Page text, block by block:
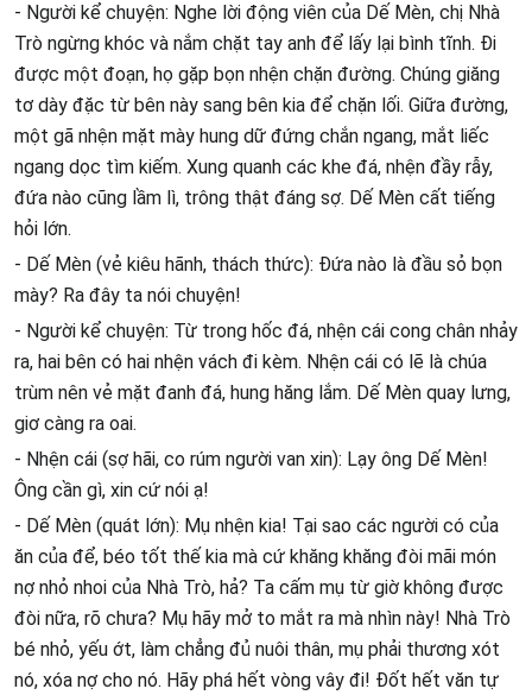
- Người kể chuyện: Nghe lời động viên của Dế Mèn, chị Nhà
Trò ngừng khóc và nắm chặt tay anh để lấy lại bình tĩnh. Đi
được một đoạn, họ gặp bọn nhện chặn đường. Chúng giăng
tơ dày đặc từ bên này sang bên kia để chặn lối. Giữa đường,
một gã nhện mặt mày hung dữ đứng chắn ngang, mắt liếc
ngang dọc tìm kiếm. Xung quanh các khe đá, nhện đầy rẫy,
đứa nào cũng lầm lì, trông thật đáng sợ. Dế Mèn cất tiếng
hỏi lớn.
- Dế Mèn (vẻ kiêu hãnh, thách thức): Đứa nào là đầu sỏ bọn
mày? Ra đây ta nói chuyện!
- Người kể chuyện: Từ trong hốc đá, nhện cái cong chân nhảy
ra, hai bên có hai nhện vách đi kèm. Nhện cái có lẽ là chúa
trùm nên vẻ mặt đanh đá, hung hăng lắm. Dế Mèn quay lưng,
giơ càng ra oai.
- Nhện cái (sợ hãi, co rúm người van xin): Lạy ông Dế Mèn!
Ông cần gì, xin cứ nói ạ!
- Dế Mèn (quát lớn): Mụ nhện kia! Tại sao các người có của
ăn của để, béo tốt thế kia mà cứ khăng khăng đòi mãi món
nợ nhỏ nhoi của Nhà Trò, hả? Ta cấm mụ từ giờ không được
đòi nữa, rõ chưa? Mụ hãy mở to mắt ra mà nhìn này! Nhà Trò
bé nhỏ, yếu ớt, làm chẳng đủ nuôi thân, mụ phải thương xót
nó, xóa nợ cho nó. Hãy phá hết vòng vây đi! Đốt hết văn tự